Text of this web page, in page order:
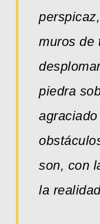
muros de
piedra
son, con
la